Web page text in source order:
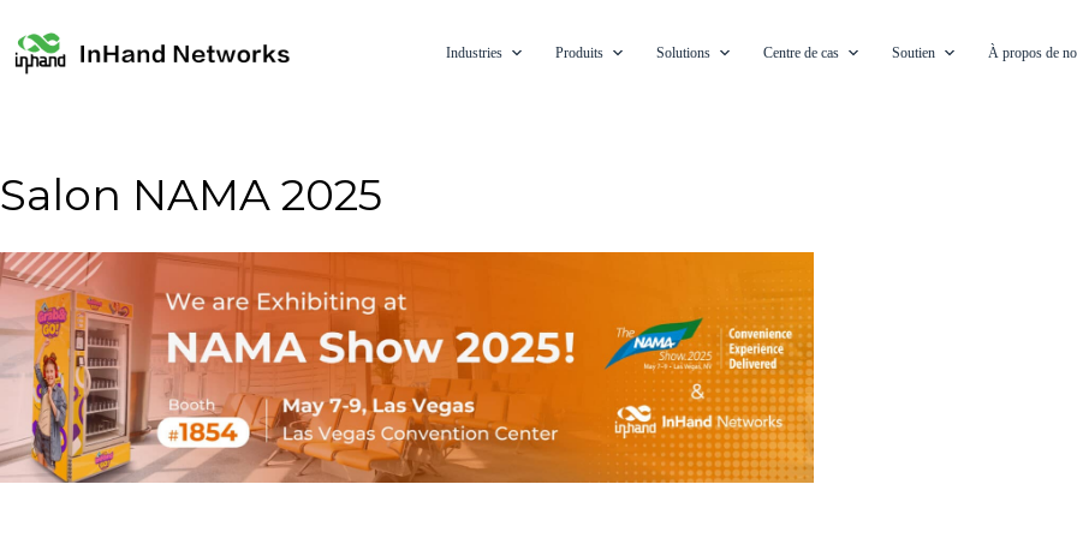
Industries Produits Solutions Centre de cas Soutien À propos de
Salon NAMA 2025